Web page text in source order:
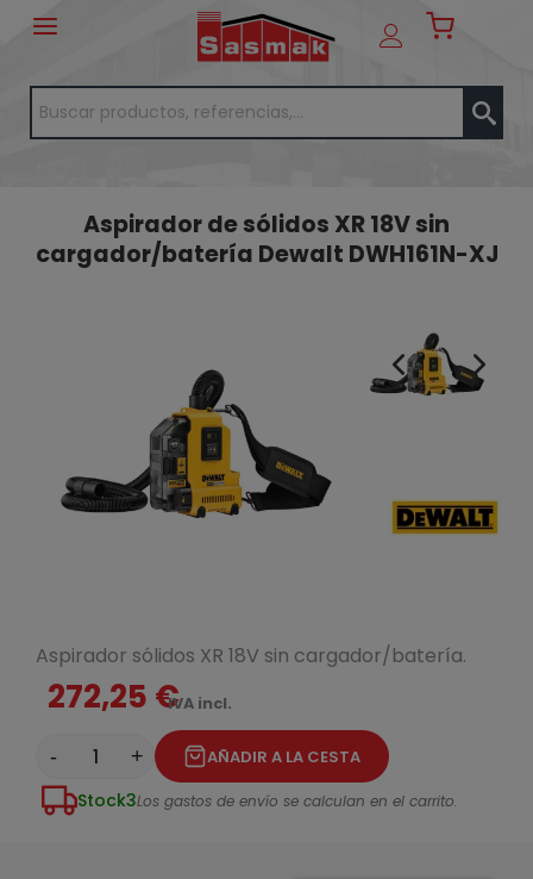
Aspirador de sólidos XR 18V sin
cargador/batería Dewalt DWH161N-XJ
Aspirador sólidos XR 18V sin cargador/batería.
272,25 €IVA incl.
- + AÑADIR A LA CESTA
Stock3Los gastos de envío se calculan en el carrito.